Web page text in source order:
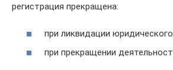
регистрация прекращена:
при ликвидации
при прекращении